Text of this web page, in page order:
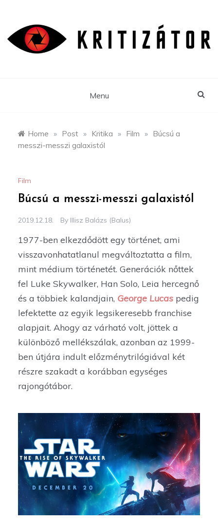
content
Menu
Home » Post » Kritika » Film » Búcsú a
messzi-messzi galaxistól
Film
Búcsú a messzi-messzi galaxistól
2019.12.18. By Illisz Balázs (Balus)
1977-ben elkezdődött egy történet, ami
visszavonhatatlanul megváltoztatta a film,
mint médium történetét. Generációk nőttek
fel Luke Skywalker, Han Solo, Leia hercegnő
és a többiek kalandjain, George Lucas pedig
lefektette az egyik legsikeresebb franchise
alapjait. Ahogy az várható volt, jöttek a
különböző mellékszálak, azonban az 1999-
ben útjára indult előzménytrilógiával két
részre szakadt a korábban egységes
rajongótábor.